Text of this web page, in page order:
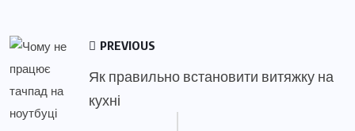
PREVIOUS
Як правильно встановити витяжку на
кухні